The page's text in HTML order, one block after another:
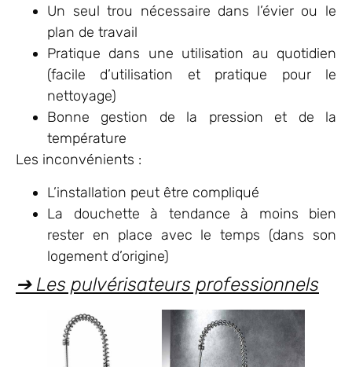
Un seul trou nécessaire dans l’évier ou le
plan de travail
Pratique dans une utilisation au quotidien
(facile d’utilisation et pratique pour le
nettoyage)
Bonne gestion de la pression et de la
température
Les inconvénients :
L’installation peut être compliqué
La douchette à tendance à moins bien
rester en place avec le temps (dans son
logement d’origine)
➔ Les pulvérisateurs professionnels